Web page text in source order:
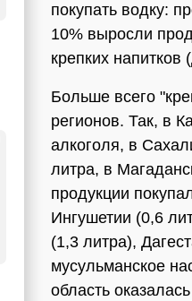
покупать водку:
10% выросли
крепких напитков
Больше всего
регионов. Так, в
алкоголя, в
литра, в
продукции
Ингушетии (0,6
(1,3 литра),
мусульманское
область